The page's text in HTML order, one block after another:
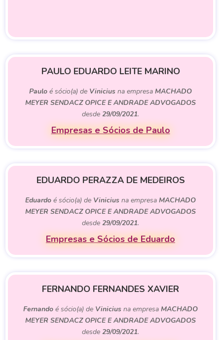
PAULO EDUARDO LEITE MARINO
Paulo é sócio(a) de Vinicius na empresa MACHADO
MEYER SENDACZ OPICE E ANDRADE ADVOGADOS
desde 29/09/2021.
Empresas e Sócios de Paulo
EDUARDO PERAZZA DE MEDEIROS
Eduardo é sócio(a) de Vinicius na empresa MACHADO
MEYER SENDACZ OPICE E ANDRADE ADVOGADOS
desde 29/09/2021.
Empresas e Sócios de Eduardo
FERNANDO FERNANDES XAVIER
Fernando é sócio(a) de Vinicius na empresa MACHADO
MEYER SENDACZ OPICE E ANDRADE ADVOGADOS
desde 29/09/2021.